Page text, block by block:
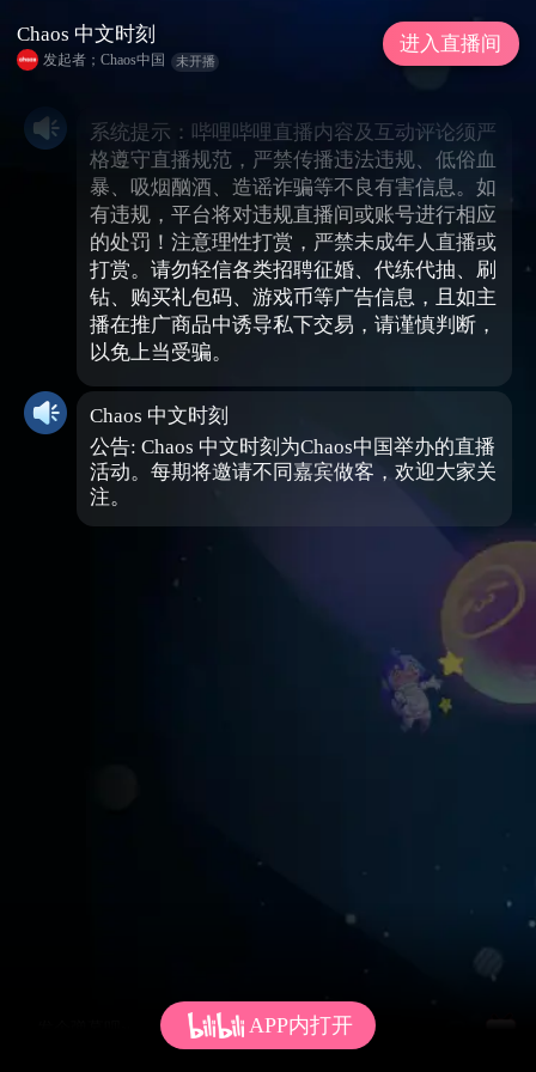
系统提示：哔哩哔哩直播内容及互动评论须严
格遵守直播规范，严禁传播违法违规、低俗血
暴、吸烟酗酒、造谣诈骗等不良有害信息。如
有违规，平台将对违规直播间或账号进行相应
的处罚！注意理性打赏，严禁未成年人直播或
打赏。请勿轻信各类招聘征婚、代练代抽、刷
钻、购买礼包码、游戏币等广告信息，且如主
播在推广商品中诱导私下交易，请谨慎判断，
以免上当受骗。
Chaos 中文时刻
公告: Chaos 中文时刻为Chaos中国举办的直播
活动。每期将邀请不同嘉宾做客，欢迎大家关
注。
Chaos 中文时刻
发起者；Chaos中国 未开播
进入直播间
APP内打开